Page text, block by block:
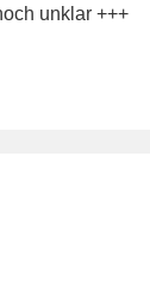
unklar +++